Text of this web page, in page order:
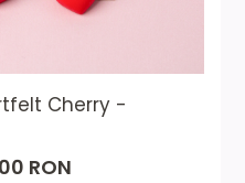
Cherry -
RON